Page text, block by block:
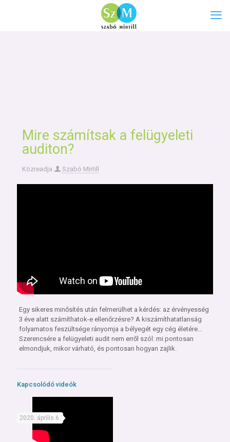
Mire számítsak a felügyeleti
auditon?
Közreadja Szabó Mirtill
Egy sikeres minősítés után felmerülhet a kérdés: az érvényesség
3 éve alatt számíthatok-e ellenőrzésre? A kiszámíthatatlanság
folyamatos feszültsége rányomja a bélyegét egy cég életére…
Szerencsére a felügyeleti audit nem erről szól: mi pontosan
elmondjuk, mikor várható, és pontosan hogyan zajlik.
Kapcsolódó videók
2020. április 6.